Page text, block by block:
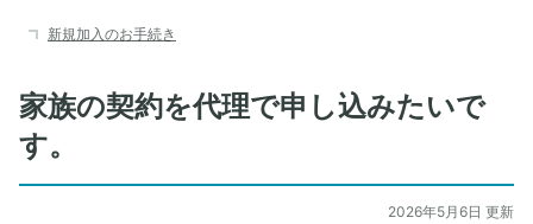
新規加入のお手続き
家族の契約を代理で申し込みたいで
す。
2026年5月6日 更新